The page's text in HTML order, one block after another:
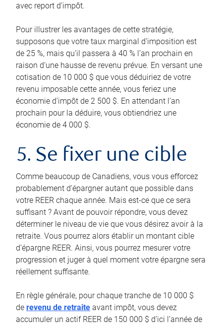
avec report d’impôt.
Pour illustrer les avantages de cette stratégie,
supposons que votre taux marginal d’imposition est
de 25 %, mais qu’il passera à 40 % l’an prochain en
raison d’une hausse de revenu prévue. En versant une
cotisation de 10 000 $ que vous déduiriez de votre
revenu imposable cette année, vous feriez une
économie d’impôt de 2 500 $. En attendant l’an
prochain pour la déduire, vous obtiendriez une
économie de 4 000 $.
5. Se fixer une cible
Comme beaucoup de Canadiens, vous vous efforcez
probablement d’épargner autant que possible dans
votre REER chaque année. Mais est-ce que ce sera
suffisant ? Avant de pouvoir répondre, vous devez
déterminer le niveau de vie que vous désirez avoir à la
retraite. Vous pourrez alors établir un montant cible
d’épargne REER. Ainsi, vous pourrez mesurer votre
progression et juger à quel moment votre épargne sera
réellement suffisante.
En règle générale, pour chaque tranche de 10 000 $
de revenu de retraite avant impôt, vous devez
accumuler un actif REER de 150 000 $ d’ici l’année de